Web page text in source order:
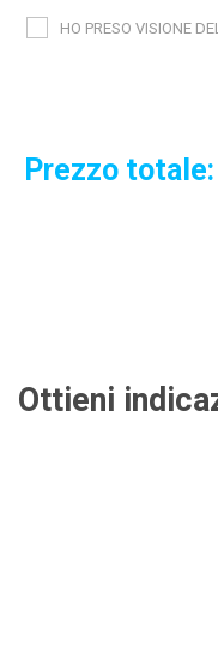
HO PRESO VISIONE
Prezzo totale:
Ottieni